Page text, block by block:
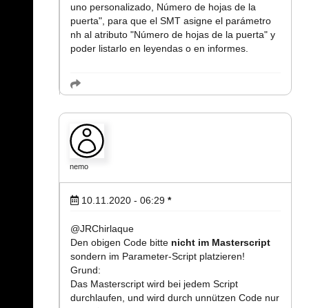
uno personalizado, Número de hojas de la
puerta", para que el SMT asigne el parámetro
nh al atributo "Número de hojas de la puerta" y
poder listarlo en leyendas o en informes.
nemo
10.11.2020 - 06:29 *
@JRChirlaque
Den obigen Code bitte nicht im Masterscript
sondern im Parameter-Script platzieren!
Grund:
Das Masterscript wird bei jedem Script
durchlaufen, und wird durch unnützen Code nur